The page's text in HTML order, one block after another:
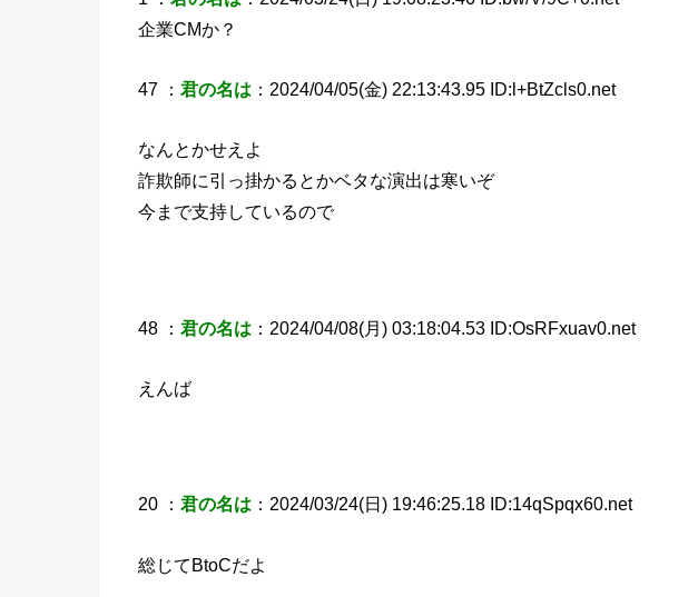
企業CMか？
47 ： 君の名は ：2024/04/05(金) 22:13:43.95 ID:l+BtZcls0.net
なんとかせえよ
詐欺師に引っ掛かるとかベタな演出は寒いぞ
今まで支持しているので
48 ： 君の名は ：2024/04/08(月) 03:18:04.53 ID:OsRFxuav0.net
えんば
20 ： 君の名は ：2024/03/24(日) 19:46:25.18 ID:14qSpqx60.net
総じてBtoCだよ